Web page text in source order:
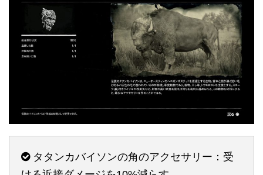
タタンカバイソンの角のアクセサリー：受